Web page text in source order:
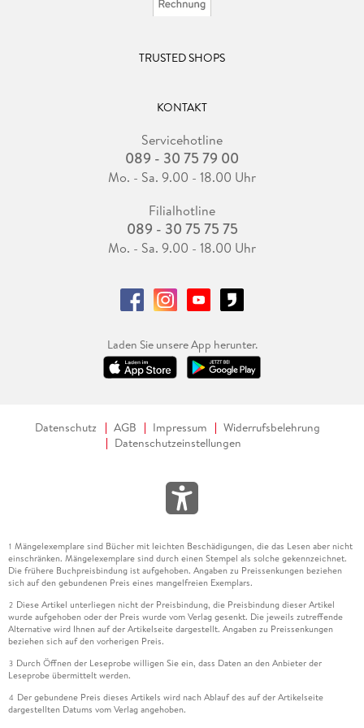
TRUSTED SHOPS
KONTAKT
Servicehotline
089 - 30 75 79 00
Mo. - Sa. 9.00 - 18.00 Uhr
Filialhotline
089 - 30 75 75 75
Mo. - Sa. 9.00 - 18.00 Uhr
Laden Sie unsere App herunter.
Datenschutz AGB Impressum
Widerrufsbelehrung
Datenschutzeinstellungen
1 Mängelexemplare sind Bücher mit leichten Beschädigungen, die das Lesen aber nicht
einschränken. Mängelexemplare sind durch einen Stempel als solche gekennzeichnet.
Die frühere Buchpreisbindung ist aufgehoben. Angaben zu Preissenkungen beziehen
sich auf den gebundenen Preis eines mangelfreien Exemplars.
2 Diese Artikel unterliegen nicht der Preisbindung, die Preisbindung dieser Artikel
wurde aufgehoben oder der Preis wurde vom Verlag gesenkt. Die jeweils zutreffende
Alternative wird Ihnen auf der Artikelseite dargestellt. Angaben zu Preissenkungen
beziehen sich auf den vorherigen Preis.
3 Durch Öffnen der Leseprobe willigen Sie ein, dass Daten an den Anbieter der
Leseprobe übermittelt werden.
4 Der gebundene Preis dieses Artikels wird nach Ablauf des auf der Artikelseite
dargestellten Datums vom Verlag angehoben.